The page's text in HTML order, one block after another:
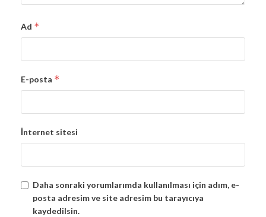
Ad *
E-posta *
İnternet sitesi
Daha sonraki yorumlarımda kullanılması için adım, e-
posta adresim ve site adresim bu tarayıcıya
kaydedilsin.